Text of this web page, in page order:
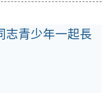
志青少年一起長